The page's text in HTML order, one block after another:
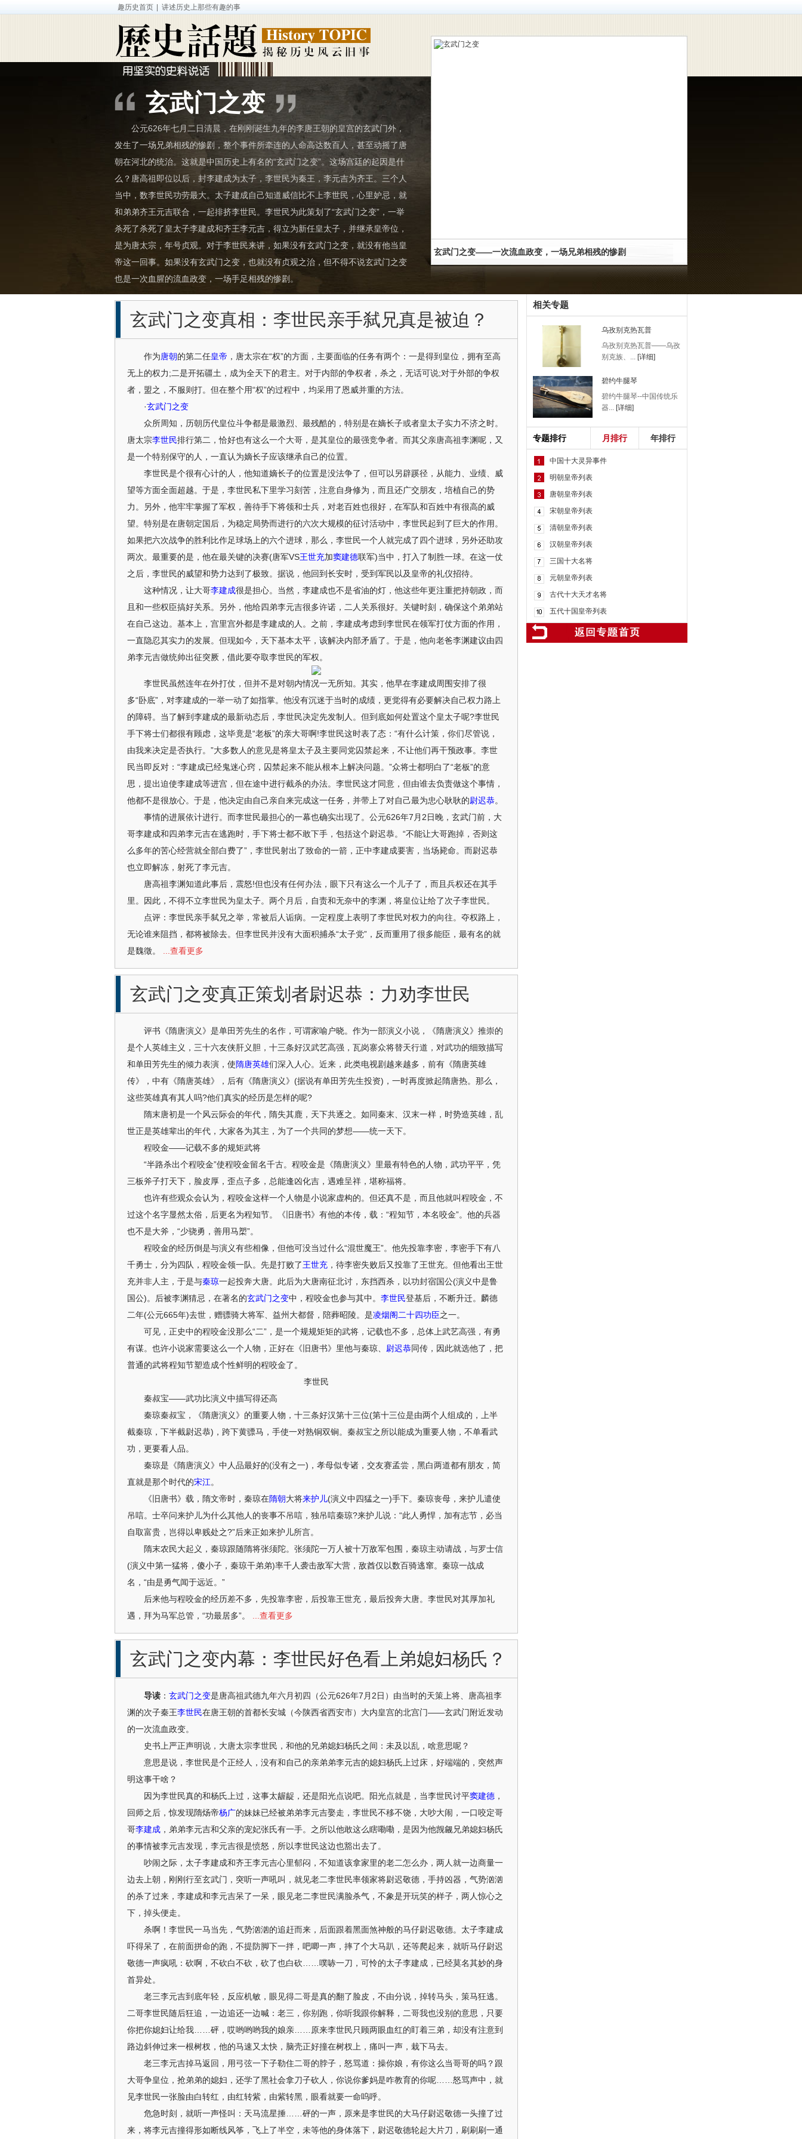
趣历史首页
| 讲述历史上那些有趣的事
人物
玄武门之变
公元626年七月二日清晨，在刚刚诞生九年的李唐王朝的皇宫的玄武门外，
发生了一场兄弟相残的惨剧，整个事件所牵连的人命高达数百人，甚至动摇了唐
朝在河北的统治。这就是中国历史上有名的“玄武门之变”。这场宫廷的起因是什
么？唐高祖即位以后，封李建成为太子，李世民为秦王，李元吉为齐王。三个人
当中，数李世民功劳最大。太子建成自己知道威信比不上李世民，心里妒忌，就
和弟弟齐王元吉联合，一起排挤李世民。李世民为此策划了“玄武门之变”，一举
杀死了杀死了皇太子李建成和齐王李元吉，得立为新任皇太子，并继承皇帝位，
是为唐太宗，年号贞观。对于李世民来讲，如果没有玄武门之变，就没有他当皇
帝这一回事。如果没有玄武门之变，也就没有贞观之治，但不得不说玄武门之变
也是一次血腥的流血政变，一场手足相残的惨剧。
玄武门之变——一次流血政变，一场兄弟相残的惨剧
玄武门之变真相：李世民亲手弑兄真是被迫？
作为唐朝的第二任皇帝 ，唐太宗在“权”的方面，主要面临的任务有两个：一是得到皇位，拥有至高
无上的权力;二是开拓疆土，成为全天下的君主。对于内部的争权者，杀之，无话可说;对于外部的争权
者，盟之，不服则打。但在整个用“权”的过程中，均采用了恩威并重的方法。
·玄武门之变
众所周知，历朝历代皇位斗争都是最激烈、最残酷的，特别是在嫡长子或者皇太子实力不济之时。
唐太宗李世民排行第二，恰好也有这么一个大哥，是其皇位的最强竞争者。而其父亲唐高祖李渊呢，又
是一个特别保守的人，一直认为嫡长子应该继承自己的位置。
李世民是个很有心计的人，他知道嫡长子的位置是没法争了，但可以另辟蹊径，从能力、业绩、威
望等方面全面超越。于是，李世民私下里学习刻苦，注意自身修为，而且还广交朋友，培植自己的势
力。另外，他牢牢掌握了军权，善待手下将领和士兵，对老百姓也很好，在军队和百姓中有很高的威
望。特别是在唐朝定国后，为稳定局势而进行的六次大规模的征讨活动中，李世民起到了巨大的作用。
如果把六次战争的胜利比作足球场上的六个进球，那么，李世民一个人就完成了四个进球，另外还助攻
两次。最重要的是，他在最关键的决赛(唐军VS王世充加窦建德联军)当中，打入了制胜一球。在这一仗
之后，李世民的威望和势力达到了极致。据说，他回到长安时，受到军民以及皇帝的礼仪招待。
这种情况，让大哥李建成很是担心。当然，李建成也不是省油的灯，他这些年更注重把持朝政，而
且和一些权臣搞好关系。另外，他给四弟李元吉很多许诺，二人关系很好。关键时刻，确保这个弟弟站
在自己这边。基本上，宫里宫外都是李建成的人。之前，李建成考虑到李世民在领军打仗方面的作用，
一直隐忍其实力的发展。但现如今，天下基本太平，该解决内部矛盾了。于是，他向老爸李渊建议由四
弟李元吉做统帅出征突厥，借此要夺取李世民的军权。
李世民虽然连年在外打仗，但并不是对朝内情况一无所知。其实，他早在李建成周围安排了很
多“卧底”，对李建成的一举一动了如指掌。他没有沉迷于当时的成绩，更觉得有必要解决自己权力路上
的障碍。当了解到李建成的最新动态后，李世民决定先发制人。但到底如何处置这个皇太子呢?李世民
手下将士们都很有顾虑，这毕竟是“老板”的亲大哥啊!李世民这时表了态：“有什么计策，你们尽管说，
由我来决定是否执行。”大多数人的意见是将皇太子及主要同党囚禁起来，不让他们再干预政事。李世
民当即反对：“李建成已经鬼迷心窍，囚禁起来不能从根本上解决问题。”众将士都明白了“老板”的意
思，提出迫使李建成等进宫，但在途中进行截杀的办法。李世民这才同意，但由谁去负责做这个事情，
他都不是很放心。于是，他决定由自己亲自来完成这一任务，并带上了对自己最为忠心耿耿的尉迟恭。
事情的进展依计进行。而李世民最担心的一幕也确实出现了。公元626年7月2日晚，玄武门前，大
哥李建成和四弟李元吉在逃跑时，手下将士都不敢下手，包括这个尉迟恭。“不能让大哥跑掉，否则这
么多年的苦心经营就全部白费了”，李世民射出了致命的一箭，正中李建成要害，当场毙命。而尉迟恭
也立即解冻，射死了李元吉。
唐高祖李渊知道此事后，震怒!但也没有任何办法，眼下只有这么一个儿子了，而且兵权还在其手
里。因此，不得不立李世民为皇太子。两个月后，自责和无奈中的李渊，将皇位让给了次子李世民。
点评：李世民亲手弑兄之举，常被后人诟病。一定程度上表明了李世民对权力的向往。夺权路上，
无论谁来阻挡，都将被除去。但李世民并没有大面积捕杀“太子党”，反而重用了很多能臣，最有名的就
是魏徵。
...查看更多
玄武门之变真正策划者尉迟恭：力劝李世民
评书《隋唐演义》是单田芳先生的名作，可谓家喻户晓。作为一部演义小说，《隋唐演义》推崇的
是个人英雄主义，三十六友侠肝义胆，十三条好汉武艺高强，瓦岗寨众将替天行道，对武功的细致描写
和单田芳先生的倾力表演，使隋唐英雄们深入人心。近来，此类电视剧越来越多，前有《隋唐英雄
传》，中有《隋唐英雄》，后有《隋唐演义》(据说有单田芳先生投资)，一时再度掀起隋唐热。那么，
这些英雄真有其人吗?他们真实的经历是怎样的呢?
隋末唐初是一个风云际会的年代，隋失其鹿，天下共逐之。如同秦末、汉末一样，时势造英雄，乱
世正是英雄辈出的年代，大家各为其主，为了一个共同的梦想——统一天下。
程咬金——记载不多的规矩武将
“半路杀出个程咬金”使程咬金留名千古。程咬金是《隋唐演义》里最有特色的人物，武功平平，凭
三板斧子打天下，脸皮厚，歪点子多，总能逢凶化吉，遇难呈祥，堪称福将。
也许有些观众会认为，程咬金这样一个人物是小说家虚构的。但还真不是，而且他就叫程咬金，不
过这个名字显然太俗，后更名为程知节。《旧唐书》有他的本传，载：“程知节，本名咬金”。他的兵器
也不是大斧，“少骁勇，善用马槊”。
程咬金的经历倒是与演义有些相像，但他可没当过什么“混世魔王”。他先投靠李密，李密手下有八
千勇士，分为四队，程咬金领一队。先是打败了王世充 ，待李密失败后又投靠了王世充。但他看出王世
充并非人主，于是与秦琼一起投奔大唐。此后为大唐南征北讨，东挡西杀，以功封宿国公(演义中是鲁
国公)。后被李渊猜忌，在著名的玄武门之变中，程咬金也参与其中。 李世民登基后，不断升迁。麟德
二年(公元665年)去世，赠骠骑大将军、益州大都督，陪葬昭陵。是凌烟阁二十四功臣之一。
可见，正史中的程咬金没那么“二”，是一个规规矩矩的武将，记载也不多，总体上武艺高强，有勇
有谋。也许小说家需要这么一个人物，正好在《旧唐书》里他与秦琼、 尉迟恭同传，因此就选他了，把
普通的武将程知节塑造成个性鲜明的程咬金了。
李世民
秦叔宝——武功比演义中描写得还高
秦琼秦叔宝，《隋唐演义》的重要人物，十三条好汉第十三位(第十三位是由两个人组成的，上半
截秦琼，下半截尉迟恭)，跨下黄骠马，手使一对熟铜双锏。秦叔宝之所以能成为重要人物，不单看武
功，更要看人品。
秦琼是《隋唐演义》中人品最好的(没有之一)，孝母似专诸，交友赛孟尝，黑白两道都有朋友，简
直就是那个时代的宋江。
《旧唐书》载，隋文帝时，秦琼在隋朝大将来护儿(演义中四猛之一)手下。秦琼丧母，来护儿遣使
吊唁。士卒问来护儿为什么其他人的丧事不吊唁，独吊唁秦琼?来护儿说：“此人勇悍，加有志节，必当
自取富贵，岂得以卑贱处之?”后来正如来护儿所言。
隋末农民大起义，秦琼跟随隋将张须陀。张须陀一万人被十万敌军包围，秦琼主动请战，与罗士信
(演义中第一猛将，傻小子，秦琼干弟弟)率千人袭击敌军大营，敌酋仅以数百骑逃窜。秦琼一战成
名，“由是勇气闻于远近。”
后来他与程咬金的经历差不多，先投靠李密，后投靠王世充，最后投奔大唐。李世民对其厚加礼
遇，拜为马军总管，“功最居多”。
...查看更多
玄武门之变内幕：李世民好色看上弟媳妇杨氏？
导读 ： 玄武门之变是唐高祖武德九年六月初四（公元626年7月2日）由当时的天策上将、唐高祖李
渊的次子秦王李世民在唐王朝的首都长安城（今陕西省西安市）大内皇宫的北宫门——玄武门附近发动
的一次流血政变。
史书上严正声明说，大唐太宗李世民，和他的兄弟媳妇杨氏之间：未及以乱，啥意思呢？
意思是说，李世民是个正经人，没有和自己的亲弟弟李元吉的媳妇杨氏上过床，好端端的，突然声
明这事干啥？
因为李世民真的和杨氏上过，这事太龌龊，还是阳光点说吧。阳光点就是，当李世民讨平窦建德 ，
回师之后，惊发现隋炀帝杨广的妹妹已经被弟弟李元吉娶走，李世民不移不饶，大吵大闹，一口咬定哥
哥李建成 ，弟弟李元吉和父亲的宠妃张氏有一手。之所以他敢这么瞎嘞嘞，是因为他觊觎兄弟媳妇杨氏
的事情被李元吉发现，李元吉很是愤怒，所以李世民这边也豁出去了。
吵闹之际，太子李建成和齐王李元吉心里郁闷，不知道该拿家里的老二怎么办，两人就一边商量一
边去上朝，刚刚行至玄武门，突听一声吼叫，就见老二李世民率领家将尉迟敬德，手持凶器，气势汹汹
的杀了过来，李建成和李元吉呆了一呆，眼见老二李世民满脸杀气，不象是开玩笑的样子，两人惊心之
下，掉头便走。
杀啊！李世民一马当先，气势汹汹的追赶而来，后面跟着黑面煞神般的马仔尉迟敬德。太子李建成
吓得呆了，在前面拼命的跑，不提防脚下一拌，吧唧一声，摔了个大马趴，还等爬起来，就听马仔尉迟
敬德一声疯吼：砍啊，不砍白不砍，砍了也白砍……噗哧一刀，可怜的太子李建成，已经莫名其妙的身
首异处。
老三李元吉到底年轻，反应机敏，眼见得二哥是真的翻了脸皮，不由分说，掉转马头，策马狂逃。
二哥李世民随后狂追，一边追还一边喊：老三，你别跑，你听我跟你解释，二哥我也没别的意思，只要
你把你媳妇让给我……砰，哎哟哟哟我的娘亲……原来李世民只顾两眼血红的盯着三弟，却没有注意到
路边斜伸过来一根树杈，他的马速又太快，脑壳正好撞在树杈上，痛叫一声，栽下马去。
老三李元吉掉马返回，用弓弦一下子勒住二哥的脖子，怒骂道：操你娘，有你这么当哥哥的吗？跟
大哥争皇位，抢弟弟的媳妇，还学了黑社会拿刀子砍人，你说你爹妈是咋教育的你呢……怒骂声中，就
见李世民一张脸由白转红，由红转紫，由紫转黑，眼看就要一命呜呼。
危急时刻，就听一声怪叫：天马流星捶……砰的一声，原来是李世民的大马仔尉迟敬德一头撞了过
来，将李元吉撞得形如断线风筝，飞上了半空，未等他的身体落下，尉迟敬德轮起大片刀，刷刷刷一通
相关专题
乌孜别克热瓦普
乌孜别克热瓦普——乌孜
别克族、... [详细]
碧约牛腿琴
碧约牛腿琴--中国传统乐
器... [详细]
专题排行 月排行 年排行
中国十大灵异事件
明朝皇帝列表
唐朝皇帝列表
宋朝皇帝列表
清朝皇帝列表
汉朝皇帝列表
三国十大名将
元朝皇帝列表
古代十大天才名将
五代十国皇帝列表